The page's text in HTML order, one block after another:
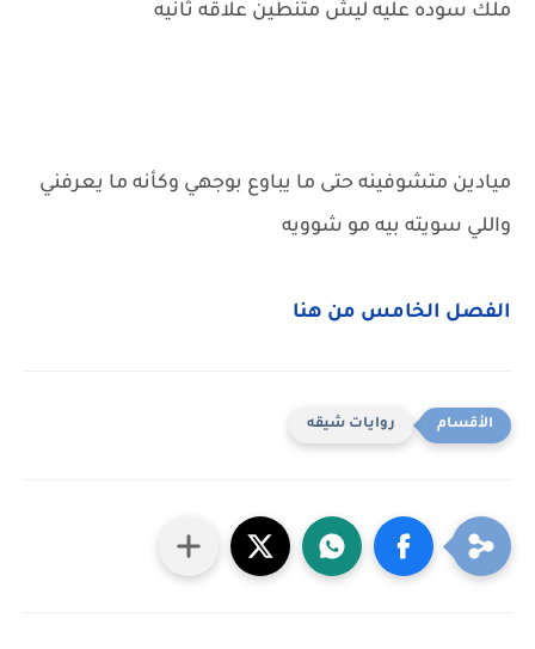
ملك سوده عليه ليش متنطين علاقه ثانيه
ميادين متشوفينه حتى ما يباوع بوجهي وكأنه ما يعرفني
واللي سويته بيه مو شوويه
الفصل الخامس من هنا
روايات شيقه